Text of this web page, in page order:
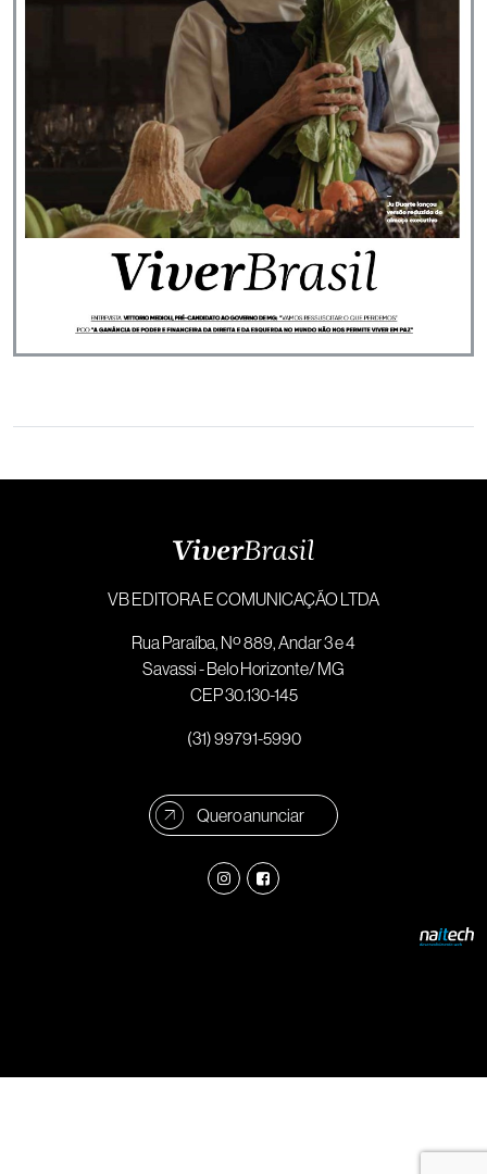
VB EDITORA E COMUNICAÇÃO LTDA
Rua Paraíba, Nº 889, Andar 3 e 4
Savassi - Belo Horizonte/ MG
CEP 30.130-145
(31) 99791-5990
Quero anunciar